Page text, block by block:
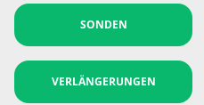
SONDEN
VERLÄNGERUNGEN